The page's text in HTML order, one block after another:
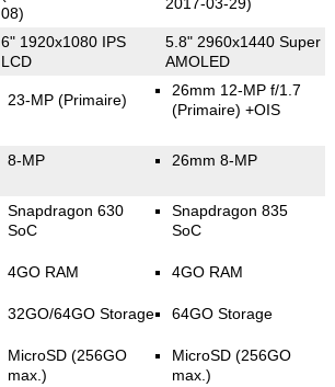
08)
6" 1920x1080 IPS
LCD
5.8" 2960x1440 Super
AMOLED
23-MP (Primaire)
26mm 12-MP f/1.7
(Primaire) +OIS
8-MP 26mm 8-MP
Snapdragon 630
SoC
4GO RAM
32GO/64GO Storage
MicroSD (256GO
max.)
Snapdragon 835
SoC
4GO RAM
64GO Storage
MicroSD (256GO
max.)